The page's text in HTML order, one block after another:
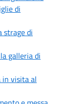
di
strage di
galleria di
visita al